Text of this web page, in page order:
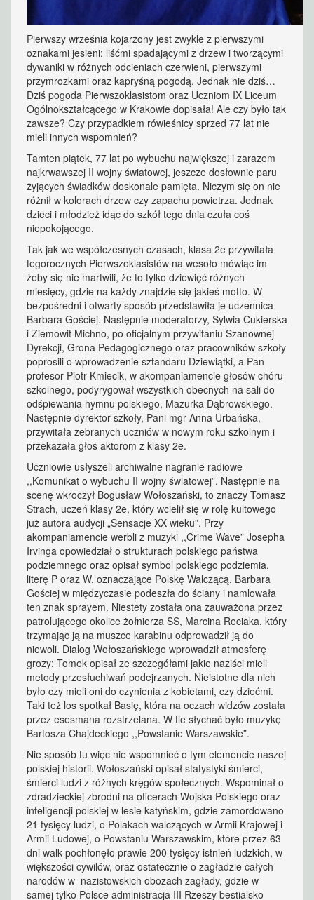
Pierwszy września kojarzony jest zwykle z pierwszymi
oznakami jesieni: liśćmi spadającymi z drzew i tworzącymi
dywaniki w różnych odcieniach czerwieni, pierwszymi
przymrozkami oraz kapryśną pogodą. Jednak nie dziś…
Dziś pogoda Pierwszoklasistom oraz Uczniom IX Liceum
Ogólnokształcącego w Krakowie dopisała! Ale czy było tak
zawsze? Czy przypadkiem rówieśnicy sprzed 77 lat nie
mieli innych wspomnień?
Tamten piątek, 77 lat po wybuchu największej i zarazem
najkrwawszej II wojny światowej, jeszcze dosłownie paru
żyjących świadków doskonale pamięta. Niczym się on nie
różnił w kolorach drzew czy zapachu powietrza. Jednak
dzieci i młodzież idąc do szkół tego dnia czuła coś
niepokojącego.
Tak jak we współczesnych czasach, klasa 2e przywitała
tegorocznych Pierwszoklasistów na wesoło mówiąc im
żeby się nie martwili, że to tylko dziewięć różnych
miesięcy, gdzie na każdy znajdzie się jakieś motto. W
bezpośredni i otwarty sposób przedstawiła je uczennica
Barbara Gościej. Następnie moderatorzy, Sylwia Cukierska
i Ziemowit Michno, po oficjalnym przywitaniu Szanownej
Dyrekcji, Grona Pedagogicznego oraz pracowników szkoły
poprosili o wprowadzenie sztandaru Dziewiątki, a Pan
profesor Piotr Kmiecik, w akompaniamencie głosów chóru
szkolnego, podyrygował wszystkich obecnych na sali do
odśpiewania hymnu polskiego, Mazurka Dąbrowskiego.
Następnie dyrektor szkoły, Pani mgr Anna Urbańska,
przywitała zebranych uczniów w nowym roku szkolnym i
przekazała głos aktorom z klasy 2e.
Uczniowie usłyszeli archiwalne nagranie radiowe
,,Komunikat o wybuchu II wojny światowej”. Następnie na
scenę wkroczył Bogusław Wołoszański, to znaczy Tomasz
Strach, uczeń klasy 2e, który wcielił się w rolę kultowego
już autora audycji „Sensacje XX wieku”. Przy
akompaniamencie werbli z muzyki ,,Crime Wave” Josepha
Irvinga opowiedział o strukturach polskiego państwa
podziemnego oraz opisał symbol polskiego podziemia,
literę P oraz W, oznaczające Polskę Walczącą. Barbara
Gościej w międzyczasie podeszła do ściany i namlowała
ten znak sprayem. Niestety została ona zauważona przez
patrolującego okolice żołnierza SS, Marcina Reciaka, który
trzymając ją na muszce karabinu odprowadził ją do
niewoli. Dialog Wołoszańskiego wprowadził atmosferę
grozy: Tomek opisał ze szczegółami jakie naziści mieli
metody przesłuchiwań podejrzanych. Nieistotne dla nich
było czy mieli oni do czynienia z kobietami, czy dziećmi.
Taki też los spotkał Basię, która na oczach widzów została
przez esesmana rozstrzelana. W tle słychać było muzykę
Bartosza Chajdeckiego ,,Powstanie Warszawskie”.
Nie sposób tu więc nie wspomnieć o tym elemencie naszej
polskiej historii. Wołoszański opisał statystyki śmierci,
śmierci ludzi z różnych kręgów społecznych. Wspominał o
zdradzieckiej zbrodni na oficerach Wojska Polskiego oraz
inteligencji polskiej w lesie katyńskim, gdzie zamordowano
21 tysięcy ludzi, o Polakach walczących w Armii Krajowej i
Armii Ludowej, o Powstaniu Warszawskim, które przez 63
dni walk pochłonęło prawie 200 tysięcy istnień ludzkich, w
większości cywilów, oraz ostatecznie o zagładzie całych
narodów w nazistowskich obozach zagłady, gdzie w
samej tylko Polsce administracja III Rzeszy bestialsko